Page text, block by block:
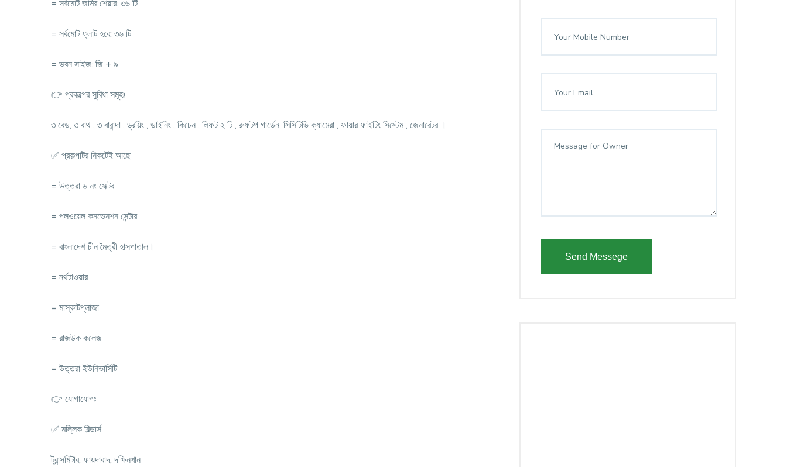
= সর্বমোট জমির শেয়ার: ৩৬ টি
= সর্বমোট ফ্লাট হবে: ৩৬ টি
= ভবন সাইজ: জি + ৯
👉 প্রকল্পের সুবিধা সমূহঃ
৩ বেড, ৩ বাথ , ৩ বারান্দা , ড্রয়িং , ডাইনিং , কিচেন , লিফট ২ টি , রুফটপ গার্ডেন, সিসিটিভি ক্যামেরা , ফায়ার ফাইটিং সিস্টেম , জেনারেটর ।
✅ প্রকল্পটির নিকটেই আছে
= উত্তরা ৬ নং সেক্টর
= পলওয়েল কনভেনশন সেন্টার
= বাংলাদেশ চীন মৈত্রী হাসপাতাল।
= নর্থটাওয়ার
= মাস্কাটপ্লাজা
= রাজউক কলেজ
= উত্তরা ইউনিভার্সিটি
👉 যোগাযোগঃ
✅ মল্লিক বিল্ডার্স
ট্রান্সমিটার, ফায়দাবাদ, দক্ষিনখান
Send Messege